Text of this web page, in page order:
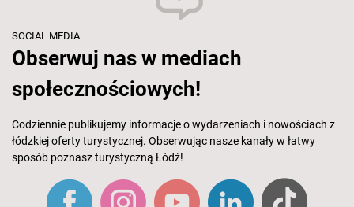
SOCIAL MEDIA
Obserwuj nas w mediach
społecznościowych!
Codziennie publikujemy informacje o wydarzeniach i nowościach z
łódzkiej oferty turystycznej. Obserwując nasze kanały w łatwy
sposób poznasz turystyczną Łódź!